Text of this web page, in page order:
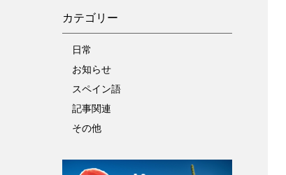
カテゴリー
日常
お知らせ
スペイン語
記事関連
その他